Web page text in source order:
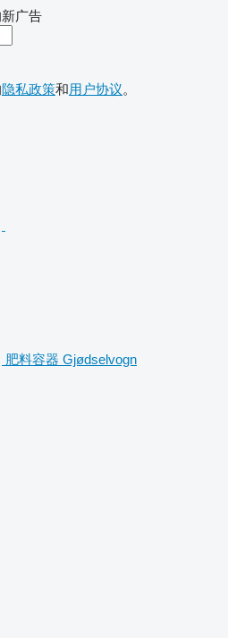
广告
隐私政策和用户协议。
肥料容器 Gjødselvogn